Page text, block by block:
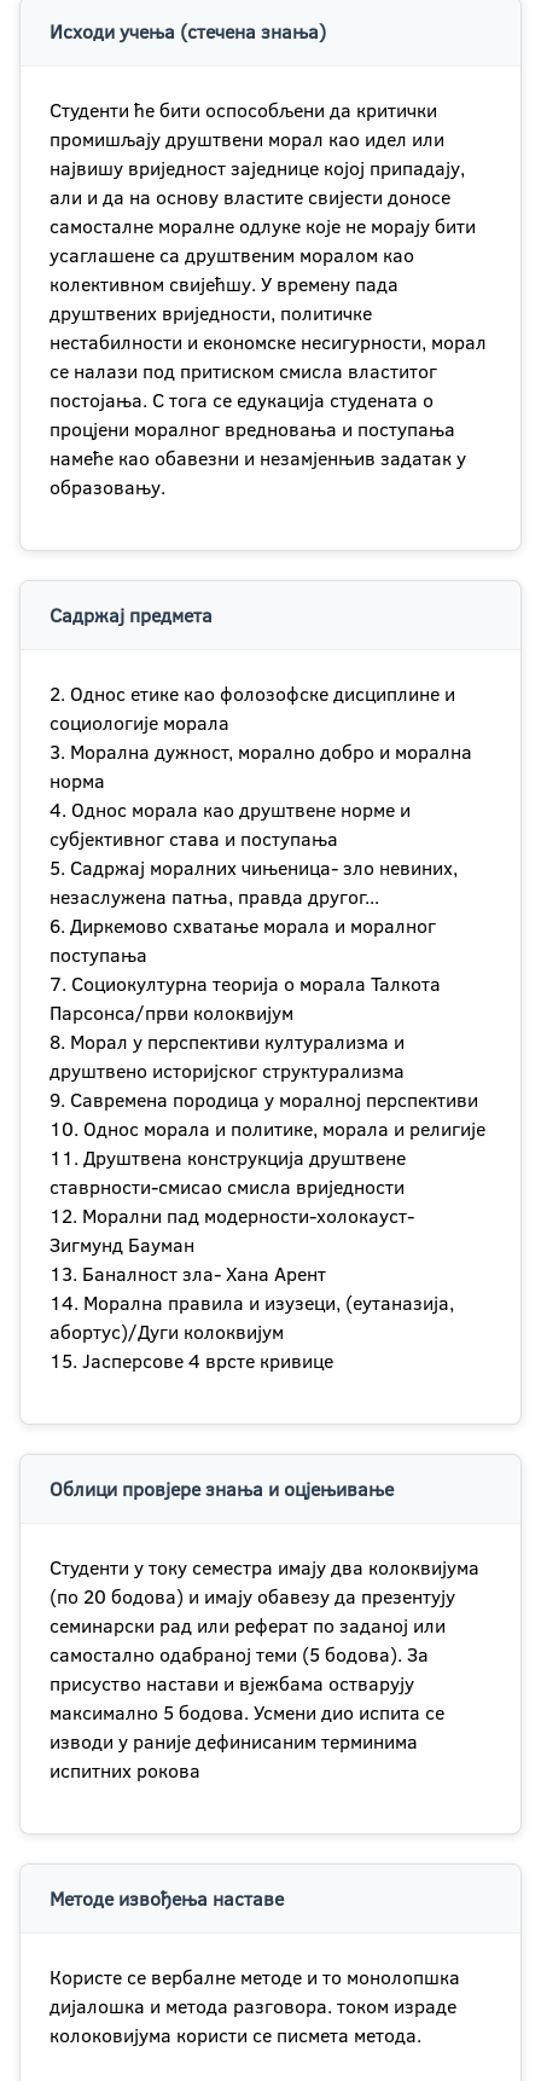
Исходи учења (стечена знања)
Студенти ће бити оспособљени да критички
промишљају друштвени морал као идел или
највишу вриједност заједнице којој припадају,
али и да на основу властите свијести доносе
самосталне моралне одлуке које не морају бити
усаглашене са друштвеним моралом као
колективном свијећшу. У времену пада
друштвених вриједности, политичке
нестабилности и економске несигурности, морал
се налази под притиском смисла властитог
постојања. С тога се едукација студената о
процјени моралног вредновања и поступања
намеће као обавезни и незамјенњив задатак у
образовању.
Садржај предмета
2. Однос етике као фолозофске дисциплине и
социологије морала
3. Морална дужност, морално добро и морална
норма
4. Однос морала као друштвене норме и
субјективног става и поступања
5. Садржај моралних чињеница- зло невиних,
незаслужена патња, правда другог...
6. Диркемово схватање морала и моралног
поступања
7. Социокултурна теорија о морала Талкота
Парсонса/први колоквијум
8. Морал у перспективи културализма и
друштвено историјског структурализма
9. Савремена породица у моралној перспективи
10. Однос морала и политике, морала и религије
11. Друштвена конструкција друштвене
ставрности-смисао смисла вриједности
12. Морални пад модерности-холокауст-
Зигмунд Бауман
13. Баналност зла- Хана Арент
14. Морална правила и изузеци, (еутаназија,
абортус)/Дуги колоквијум
15. Јасперсове 4 врсте кривице
Облици провјере знања и оцјењивање
Студенти у току семестра имају два колоквијума
(по 20 бодова) и имају обавезу да презентују
семинарски рад или реферат по заданој или
самостално одабраној теми (5 бодова). За
присуство настави и вјежбама остварују
максимално 5 бодова. Усмени дио испита се
изводи у раније дефинисаним терминима
испитних рокова
Методе извођења наставе
Користе се вербалне методе и то монолопшка
дијалошка и метода разговора. током израде
колоковијума користи се писмета метода.